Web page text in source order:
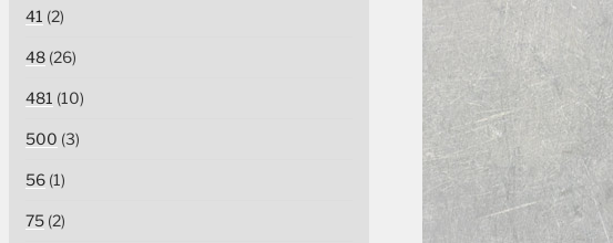
41 (2)
48(26)
481 (10)
500 (3)
56(1)
75(2)